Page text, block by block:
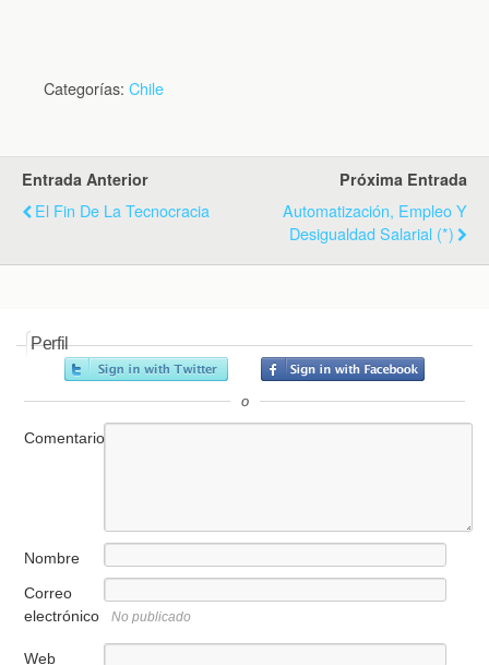
Categorías: Chile
Entrada Anterior
El Fin De La Tecnocracia
Próxima Entrada
Automatización, Empleo Y
Desigualdad Salarial (*)
Perfil
o
Comentario
Nombre
Correo
electrónico
No publicado
Web